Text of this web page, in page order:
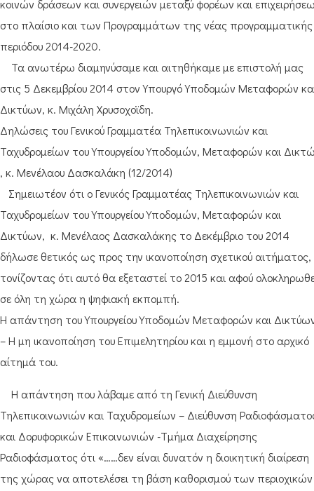
κοινών δράσεων και συνεργειών μεταξύ φορέων και
στο πλαίσιο και των Προγραμμάτων της νέας προγραμματικής
περιόδου 2014-2020.
Τα ανωτέρω διαμηνύσαμε και αιτηθήκαμε με επιστολή μας
στις 5 Δεκεμβρίου 2014 στον Υπουργό Υποδομών Μεταφορών
Δικτύων, κ. Μιχάλη Χρυσοχοϊδη.
Δηλώσεις του Γενικού Γραμματέα Τηλεπικοινωνιών και
Ταχυδρομείων του Υπουργείου Υποδομών, Μεταφορών και
, κ. Μενέλαου Δασκαλάκη (12/2014)
Σημειωτέον ότι ο Γενικός Γραμματέας Τηλεπικοινωνιών και
Ταχυδρομείων του Υπουργείου Υποδομών, Μεταφορών και
Δικτύων, κ. Μενέλαος Δασκαλάκης το Δεκέμβριο του 2014
δήλωσε θετικός ως προς την ικανοποίηση σχετικού αιτήματος,
τονίζοντας ότι αυτό θα εξεταστεί το 2015 και αφού
σε όλη τη χώρα η ψηφιακή εκπομπή.
Η απάντηση του Υπουργείου Υποδομών Μεταφορών και
– Η μη ικανοποίηση του Επιμελητηρίου και η εμμονή στο αρχικό
αίτημά του.
Η απάντηση που λάβαμε από τη Γενική Διεύθυνση
Τηλεπικοινωνιών και Ταχυδρομείων – Διεύθυνση
και Δορυφορικών Επικοινωνιών -Τμήμα Διαχείρησης
Ραδιοφάσματος ότι «……δεν είναι δυνατόν η διοικητική διαίρεση
της χώρας να αποτελέσει τη βάση καθορισμού των περιοχικών